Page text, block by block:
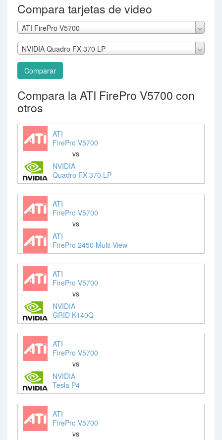
Compara tarjetas de video
ATI FirePro V5700
NVIDIA Quadro FX 370 LP
Comparar
Compara la ATI FirePro V5700 con
otros
ATI
FirePro V5700
vs
NVIDIA
Quadro FX 370 LP
ATI
FirePro V5700
vs
ATI
FirePro 2450 Multi-View
ATI
FirePro V5700
vs
NVIDIA
GRID K140Q
ATI
FirePro V5700
vs
NVIDIA
Tesla P4
ATI
FirePro V5700
vs